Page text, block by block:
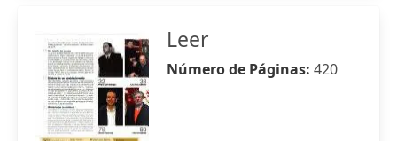
Leer
Número de Páginas: 420